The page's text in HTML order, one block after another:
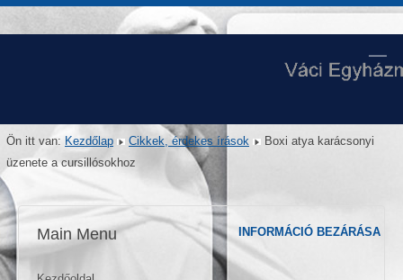
Ön itt van: Kezdőlap Cikkek, érdekes írások
Boxi atya karácsonyi
üzenete a cursillósokhoz
Main Menu INFORMÁCIÓ BEZÁRÁSA